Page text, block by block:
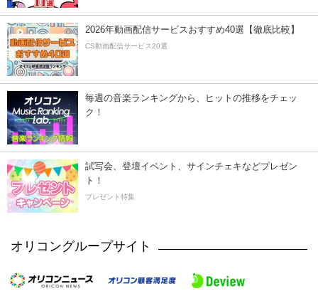
2026年動画配信サービスおすすめ40選【徹底比較】
CS動画配信サービス20選
毎週の音楽ランキングから、ヒットの推移をチェッ
ク！
試写会、登壇イベント、サインチェキなどプレゼン
ト！
プレゼント特集
オリコングループサイト